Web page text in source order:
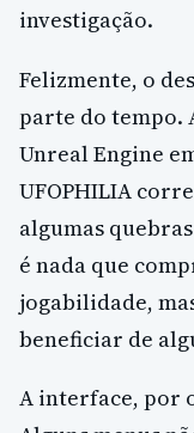
investigação.
Felizmente, o
parte do tempo.
Unreal Engine
UFOPHILIA
algumas
é nada que
jogabilidade,
beneficiar de
A interface, por